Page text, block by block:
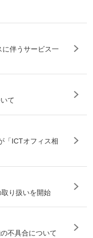
伴うサービス一
て
「ICTオフィス相
取り扱いを開始
不具合について